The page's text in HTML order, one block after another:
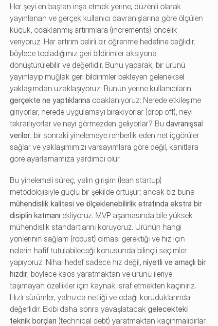
Her şeyi en baştan inşa etmek yerine, düzenli olarak
yayınlanan ve gerçek kullanıcı davranışlarına göre ölçülen
küçük, odaklanmış artırımlara (increments) öncelik
veriyoruz. Her artırım belirli bir öğrenme hedefine bağlıdır;
böylece topladığımız geri bildirimler aksiyona
dönüştürülebilir ve değerlidir. Bunu yaparak, bir ürünü
yayınlayıp muğlak geri bildirimler bekleyen geleneksel
gerçekte ne yaptıklarına odaklanıyoruz: Nerede etkileşime
giriyorlar, nerede uygulamayı bırakıyorlar (drop off), neyi
tekrarlıyorlar ve neyi görmezden geliyorlar? Bu davranışsal
veriler, bir sonraki yinelemeye rehberlik eden net içgörüler
sağlar ve yaklaşımımızı varsayımlara göre değil, kanıtlara
göre ayarlamamıza yardımcı olur.
Bu yinelemeli süreç, yalın girişim (lean startup)
mühendislik kalitesi ve ölçeklenebilirlik etrafında ekstra bir
disiplin katmanı ekliyoruz. MVP aşamasında bile yüksek
mühendislik standartlarını koruyoruz. Ürünün hangi
yönlerinin sağlam (robust) olması gerektiği ve hız için
nelerin hafif tutulabileceği konusunda bilinçli seçimler
yapıyoruz. Nihai hedef sadece hız değil, niyetli ve amaçlı bir
hızdır; böylece kaos yaratmaktan ve ürünü ileriye
taşımayan özellikler için kaynak israf etmekten kaçınırız.
Hızlı sürümler, yalnızca netliği ve odağı koruduklarında
değerlidir. Ekibi daha sonra yavaşlatacak gelecekteki
teknik borçları (technical debt) yaratmaktan kaçınmalıdırlar.